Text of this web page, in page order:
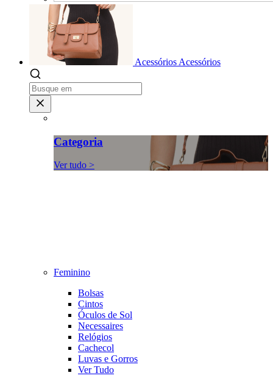
Acessórios Acessórios
Categoria
Ver tudo >
Feminino
Bolsas
Cintos
Óculos de Sol
Necessaires
Relógios
Cachecol
Luvas e Gorros
Ver Tudo